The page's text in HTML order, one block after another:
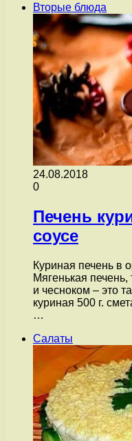
Вторые блюда
24.08.2018
0
Печень
соусе
Куриная печень в
Мягенькая
и чесноком – это
куриная 500 г.
…
Салаты